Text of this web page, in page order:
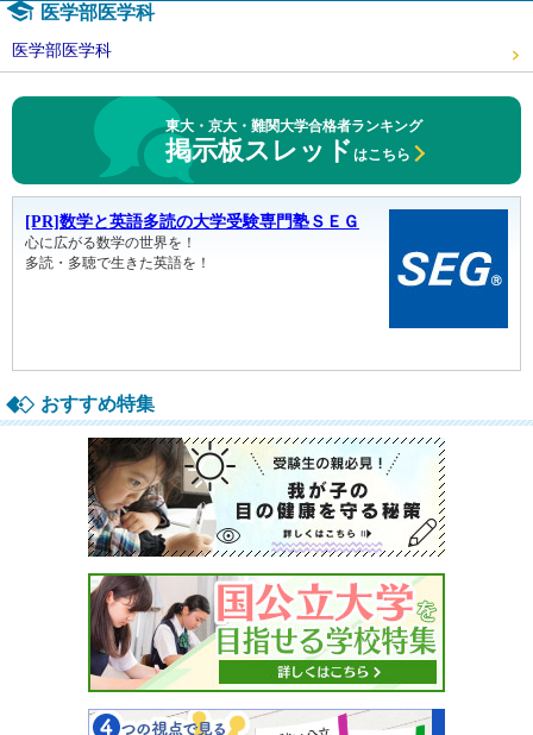
医学部医学科
医学部医学科
東大・京大・難関大学合格者ランキング
掲示板スレッドはこちら
おすすめ特集